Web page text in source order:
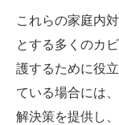
これらの家庭内
とする多くのカ
護するために役
ている場合には
解決策を提供し